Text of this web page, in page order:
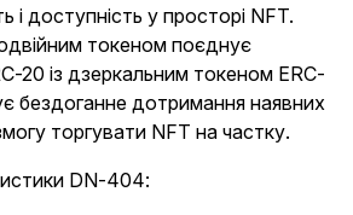
і доступність у просторі NFT.
токеном поєднує
20 із дзеркальним токеном ERC-
бездоганне дотримання наявних
торгувати NFT на частку.
DN-404: